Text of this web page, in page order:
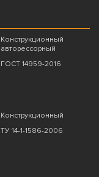
Конструкционный
авторессорный
ГОСТ 14959-2016
Конструкционный
ТУ 14-1-1586-2006